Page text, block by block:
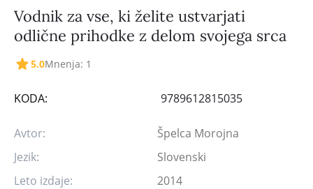
Vodnik za vse, ki želite ustvarjati
odlične prihodke z delom svojega srca
5.0Mnenja: 1
KODA: 9789612815035
Avtor:
Špelca Morojna
Jezik:
Slovenski
Leto izdaje:
2014